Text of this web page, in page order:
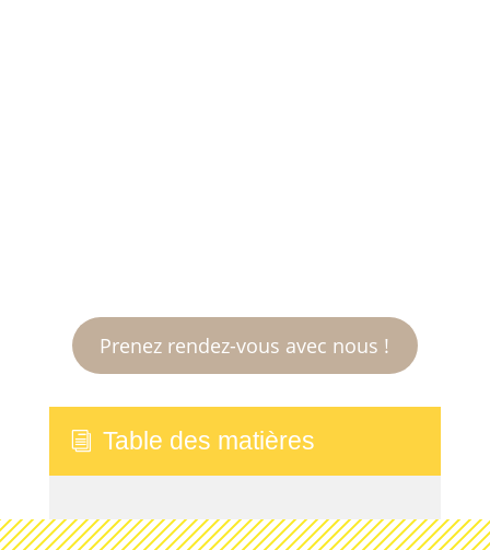
Prenez rendez-vous avec nous !
i Table des matières